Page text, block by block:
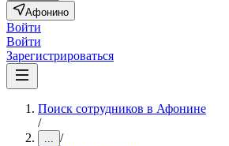
Афонино
Войти
Войти
Зарегистрироваться
Поиск сотрудников в Афонине
/
... /